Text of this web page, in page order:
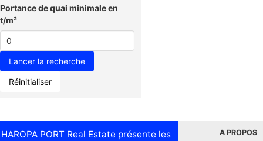
Portance de quai minimale en
t/m²
Réinitialiser
HAROPA PORT Real Estate présente les
A PROPOS